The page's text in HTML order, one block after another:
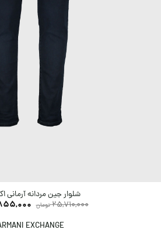
شلوار جین مردانه آرمانی
25,710,000 تومان
EXCHANGE